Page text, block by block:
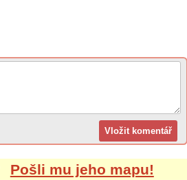
Pošli mu jeho mapu!